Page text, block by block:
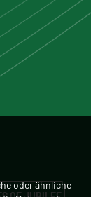
oder ähnliche